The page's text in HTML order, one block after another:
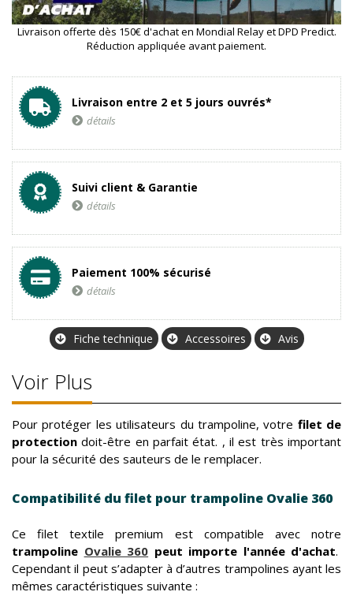
Livraison offerte dès 150€ d'achat en Mondial Relay et DPD Predict.
Réduction appliquée avant paiement.
Livraison entre 2 et 5 jours ouvrés*
détails
Suivi client & Garantie
détails
Paiement 100% sécurisé
détails
Fiche technique Accessoires Avis
Voir Plus
Pour protéger les utilisateurs du trampoline, votre filet de
protection doit-être en parfait état. , il est très important
pour la sécurité des sauteurs de le remplacer.
Compatibilité du filet pour trampoline Ovalie 360
Ce filet textile premium est compatible avec notre
trampoline Ovalie 360 peut importe l'année d'achat.
Cependant il peut s’adapter à d’autres trampolines ayant les
mêmes caractéristiques suivante :